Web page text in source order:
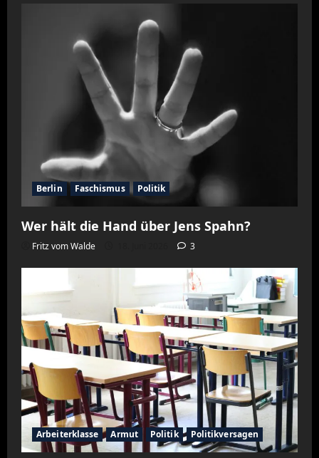
Berlin Faschismus Politik
Wer hält die Hand über Jens Spahn?
Fritz vom Walde 3
Arbeiterklasse Armut Politik Politikversagen